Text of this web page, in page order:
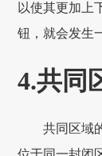
以使其更加上
钮，就会发生
4.共同
共同区域